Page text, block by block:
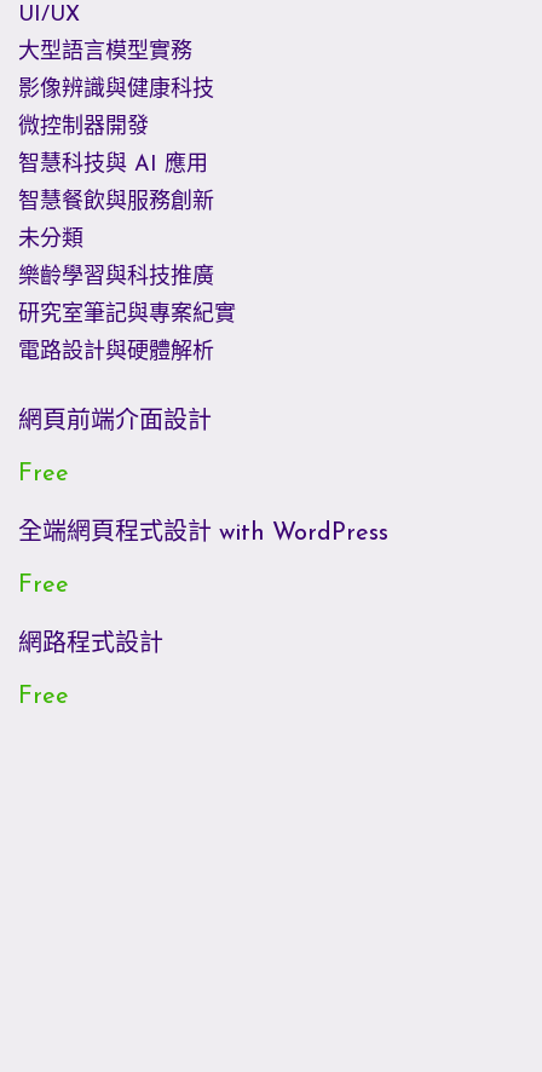
UI/UX
大型語言模型實務
影像辨識與健康科技
微控制器開發
智慧科技與 AI 應用
智慧餐飲與服務創新
未分類
樂齡學習與科技推廣
研究室筆記與專案紀實
電路設計與硬體解析
網頁前端介面設計
Free
全端網頁程式設計 with WordPress
Free
網路程式設計
Free